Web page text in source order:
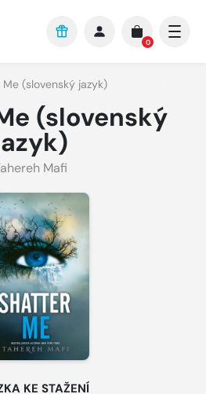
0
(slovenský jazyk)
(slovenský
Mafi
KE STAŽENÍ